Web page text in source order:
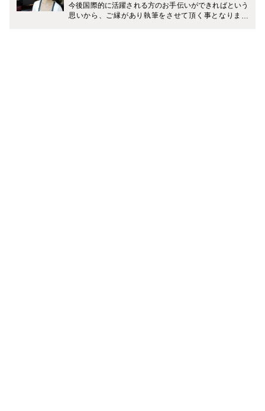
今後国際的に活躍される方のお手伝いができればという
思いから、ご縁があり執筆をさせて頂く事となりまし